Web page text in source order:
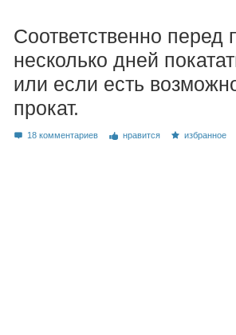
Соответственно перед
несколько дней
или если есть
прокат.
18 комментариев нравится избранное